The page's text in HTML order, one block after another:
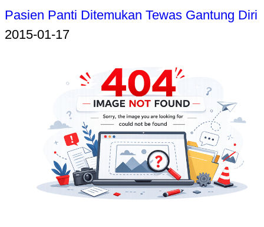
Pasien Panti Ditemukan Tewas Gantung Diri
2015-01-17